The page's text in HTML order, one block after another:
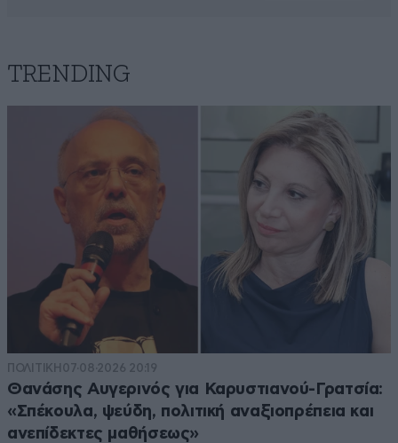
TRENDING
ΠΟΛΙΤΙΚΗ 07·08·2026 20:19
Θανάσης Αυγερινός για Καρυστιανού-Γρατσία:
«Σπέκουλα, ψεύδη, πολιτική αναξιοπρέπεια και
ανεπίδεκτες μαθήσεως»